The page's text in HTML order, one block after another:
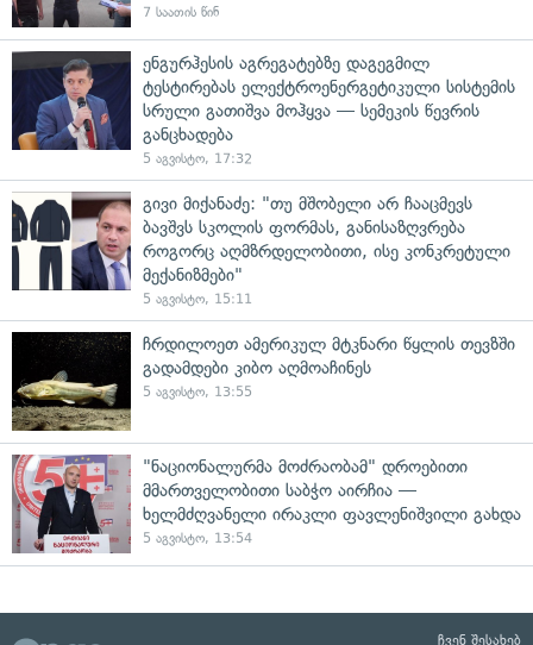
7 საათის წინ
ენგურჰესის აგრეგატებზე დაგეგმილ
ტესტირებას ელექტროენერგეტიკული სისტემის
სრული გათიშვა მოჰყვა — სემეკის წევრის
განცხადება
5 აგვისტო, 17:32
გივი მიქანაძე: "თუ მშობელი არ ჩააცმევს
ბავშვს სკოლის ფორმას, განისაზღვრება
როგორც აღმზრდელობითი, ისე კონკრეტული
მექანიზმები"
5 აგვისტო, 15:11
ჩრდილოეთ ამერიკულ მტკნარი წყლის თევზში
გადამდები კიბო აღმოაჩინეს
5 აგვისტო, 13:55
"ნაციონალურმა მოძრაობამ" დროებითი
მმართველობითი საბჭო აირჩია —
ხელმძღვანელი ირაკლი ფავლენიშვილი გახდა
5 აგვისტო, 13:54
ჩვენ შესახებ